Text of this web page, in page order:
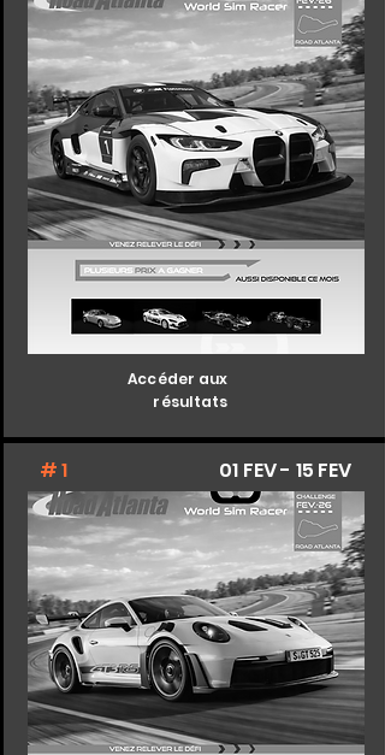
Accéder aux
résultats
# 1 01 FEV - 15 FEV